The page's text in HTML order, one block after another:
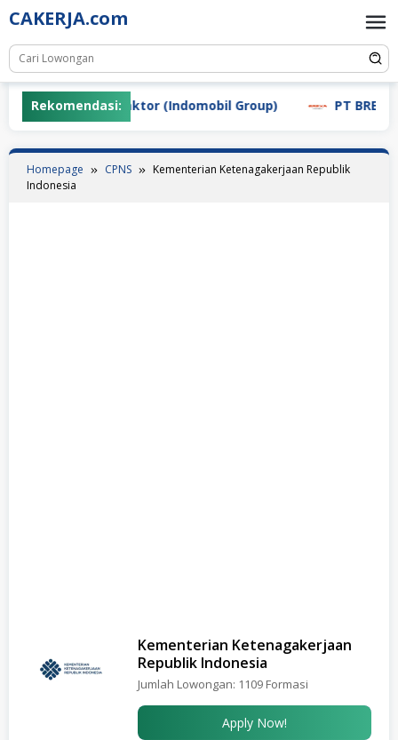
Skip
to
content
CAKERJA.com
Rekomendasi:
Indo Global Traktor (Indomobil Group) PT BREXA
Homepage CPNS
Kementerian Ketenagakerjaan Republik
Indonesia
Kementerian Ketenagakerjaan
Republik Indonesia
Jumlah Lowongan: 1109 Formasi
Apply Now!